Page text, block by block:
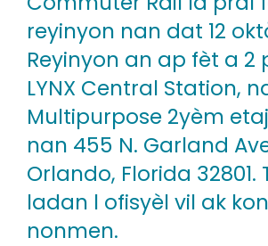
reyinyon nan dat 12
Reyinyon an ap fèt a 2
LYNX Central Station,
Multipurpose 2yèm
nan 455 N. Garland
Orlando, Florida 32801.
ladan l ofisyèl vil ak
nonmen.